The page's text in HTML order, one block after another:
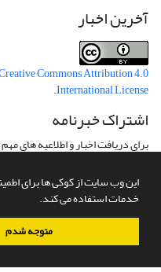
این وب سایت از کوکی ها برای
خدمات استفاده می کند.
متوجه شدم
آخرین اخبار
Commons Attribution 4.0
International License
.
اشتراک خبرنامه
برای دریافت اخبار و اطلاعیه های
سامانه مدیریت نشریات علمی.